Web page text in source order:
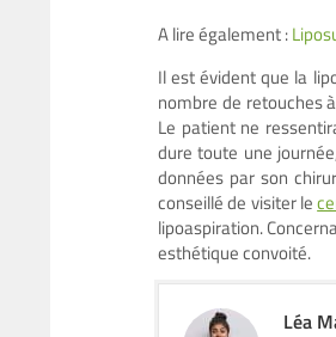
A lire également :
Il est évident que la
nombre de retouches
Le patient ne
dure toute une
données par son
conseillé de visiter le
lipoaspiration.
esthétique convoité.
Léa